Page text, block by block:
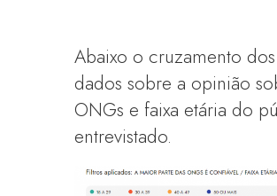
Abaixo o cruzamento dos
dados sobre a opinião
ONGs e faixa etária do
entrevistado.